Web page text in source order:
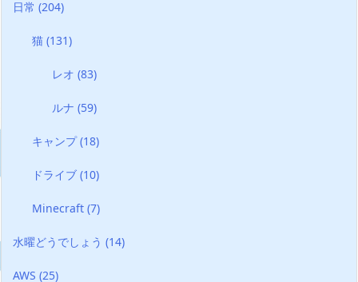
日常 (204)
猫(131)
レオ (83)
ルナ (59)
キャンプ(18)
ドライブ(10)
Minecraft(7)
水曜どうでしょう (14)
AWS (25)